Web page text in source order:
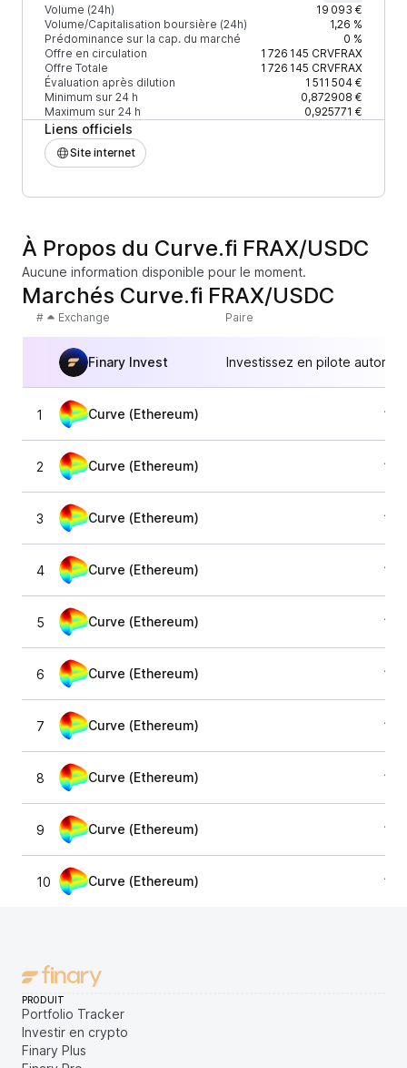
Volume (24h)
19 093 €
Volume/Capitalisation boursière (24h)
1,26 %
Prédominance sur la cap. du marché
0 %
Offre en circulation
1 726 145 CRVFRAX
Offre Totale
1 726 145 CRVFRAX
Évaluation après dilution
1 511 504 €
Minimum sur 24 h
0,872908 €
Maximum sur 24 h
0,925771 €
Liens officiels
Site internet
À Propos du Curve.fi FRAX/USDC
Aucune information disponible pour le moment.
Marchés Curve.fi FRAX/USDC
# Exchange Paire
Finary Invest Investissez en pilote
1 Curve (Ethereum)
2 Curve (Ethereum)
3 Curve (Ethereum)
4 Curve (Ethereum)
5 Curve (Ethereum)
6 Curve (Ethereum)
7 Curve (Ethereum)
8 Curve (Ethereum)
9 Curve (Ethereum)
10 Curve (Ethereum)
PRODUIT
Portfolio Tracker
Investir en crypto
Finary Plus